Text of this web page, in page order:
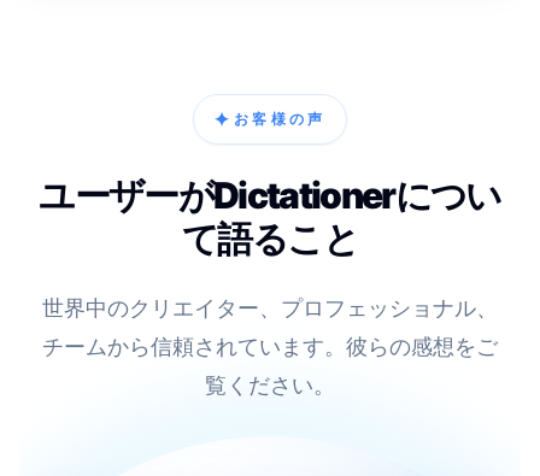
✦ お客様の声
ユーザーがDictationerについ
て語ること
世界中のクリエイター、プロフェッショナル、
チームから信頼されています。彼らの感想をご
覧ください。